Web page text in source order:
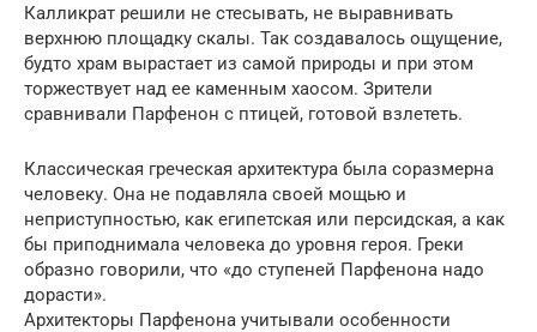
Калликрат решили не стесывать, не выравнивать
верхнюю площадку скалы. Так создавалось ощущение,
будто храм вырастает из самой природы и при этом
торжествует над ее каменным хаосом. Зрители
сравнивали Парфенон с птицей, готовой взлететь.
Классическая греческая архитектура была соразмерна
человеку. Она не подавляла своей мощью и
неприступностью, как египетская или персидская, а как
бы приподнимала человека до уровня героя. Греки
образно говорили, что «до ступеней Парфенона надо
дорасти».
Архитекторы Парфенона учитывали особенности